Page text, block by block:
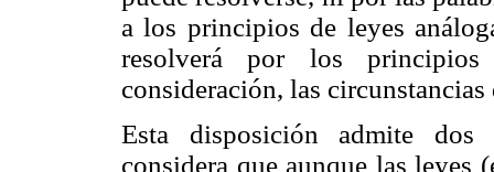
a los principios de leyes
resolverá por los principios
consideración, las circunstancias
Esta disposición admite
considera que aunque las leyes